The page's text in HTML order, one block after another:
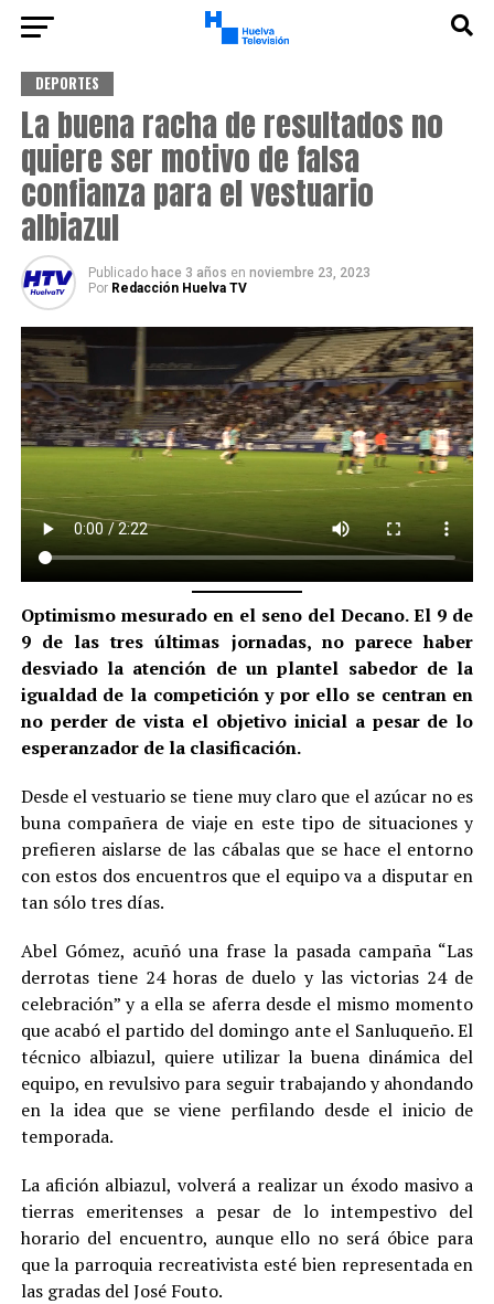
DEPORTES
La buena racha de resultados no
quiere ser motivo de falsa
confianza para el vestuario
albiazul
Publicado hace 3 años en noviembre 23, 2023
Por Redacción Huelva TV
Optimismo mesurado en el seno del Decano. El 9 de
9 de las tres últimas jornadas, no parece haber
desviado la atención de un plantel sabedor de la
igualdad de la competición y por ello se centran en
no perder de vista el objetivo inicial a pesar de lo
esperanzador de la clasificación.
Desde el vestuario se tiene muy claro que el azúcar no es
buna compañera de viaje en este tipo de situaciones y
prefieren aislarse de las cábalas que se hace el entorno
con estos dos encuentros que el equipo va a disputar en
tan sólo tres días.
Abel Gómez, acuñó una frase la pasada campaña “Las
derrotas tiene 24 horas de duelo y las victorias 24 de
celebración” y a ella se aferra desde el mismo momento
que acabó el partido del domingo ante el Sanluqueño. El
técnico albiazul, quiere utilizar la buena dinámica del
equipo, en revulsivo para seguir trabajando y ahondando
en la idea que se viene perfilando desde el inicio de
temporada.
La afición albiazul, volverá a realizar un éxodo masivo a
tierras emeritenses a pesar de lo intempestivo del
horario del encuentro, aunque ello no será óbice para
que la parroquia recreativista esté bien representada en
las gradas del José Fouto.